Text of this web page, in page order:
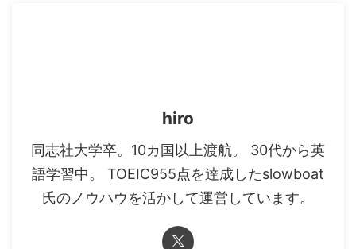
hiro
同志社大学卒。10カ国以上渡航。 30代から英
語学習中。 TOEIC955点を達成したslowboat
氏のノウハウを活かして運営しています。